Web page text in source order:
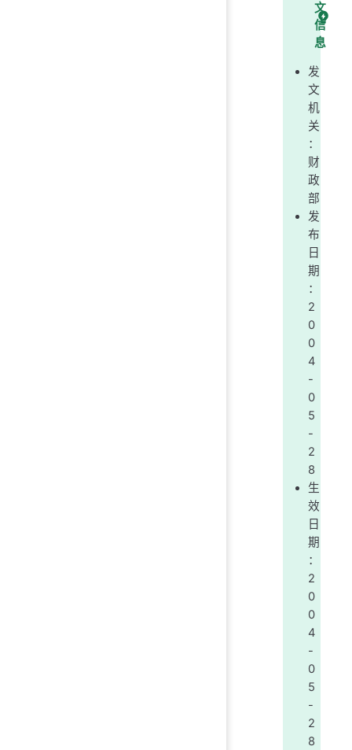
文
信
息
发
文
机
关
：
财
政
部
发
布
日
期
：
2
0
0
4
-
0
5
-
2
8
生
效
日
期
：
2
0
0
4
-
0
5
-
2
8